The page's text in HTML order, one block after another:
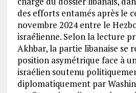
des efforts entamés après le
novembre 2024 entre le
israélienne. Selon la lecture
Akhbar, la partie libanaise se
position asymétrique face à
israélien soutenu
diplomatiquement par